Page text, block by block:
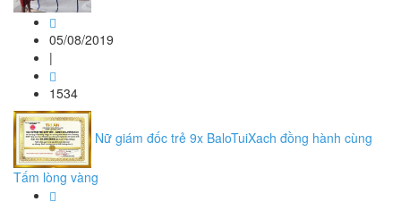
05/08/2019
|
1534
Nữ giám đốc trẻ 9x BaloTuiXach đồng hành cùng
Tấm lòng vàng